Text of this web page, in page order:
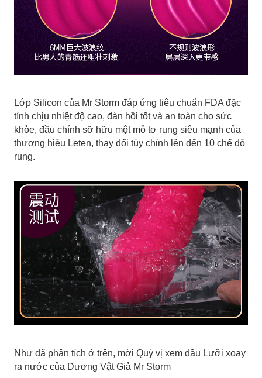
Lớp Silicon của Mr Storm đáp ứng tiêu chuẩn FDA đặc
tính chịu nhiệt độ cao, đàn hồi tốt và an toàn cho sức
khỏe, đầu chính sỡ hữu một mô tơ rung siêu mạnh của
thương hiệu Leten, thay đổi tùy chỉnh lên đến 10 chế độ
rung.
Như đã phân tích ở trên, mời Quý vị xem đầu Lưỡi xoay
ra nước của Dương Vật Giả Mr Storm